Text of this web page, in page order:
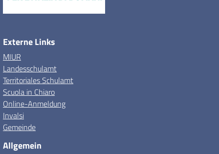
Externe Links
MIUR
Landesschulamt
Territoriales Schulamt
Scuola in Chiaro
Online-Anmeldung
Invalsi
Gemeinde
Allgemein